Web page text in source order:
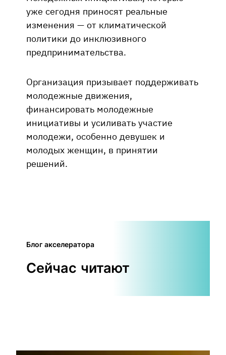
уже сегодня приносят реальные
изменения — от климатической
политики до инклюзивного
предпринимательства.
Организация призывает поддерживать
молодежные движения,
финансировать молодежные
инициативы и усиливать участие
молодежи, особенно девушек и
молодых женщин, в принятии
решений.
Блог акселератора
Сейчас читают